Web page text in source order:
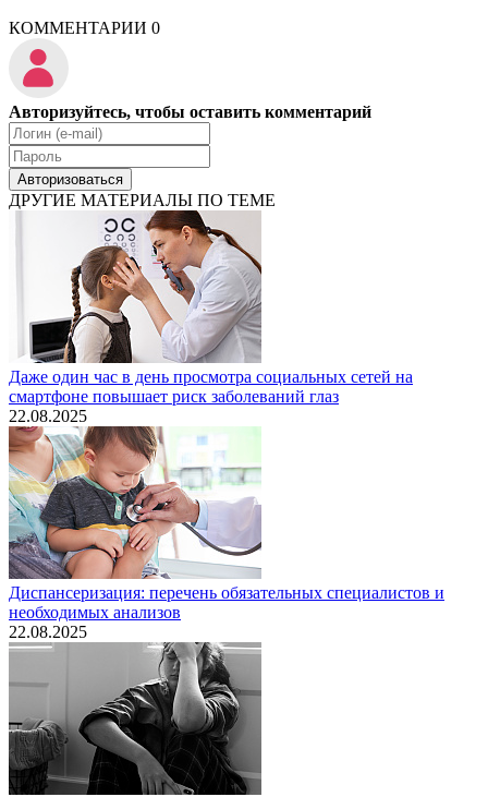
КОММЕНТАРИИ 0
Авторизуйтесь, чтобы оставить комментарий
Авторизоваться
ДРУГИЕ МАТЕРИАЛЫ ПО ТЕМЕ
Даже один час в день просмотра социальных сетей на
смартфоне повышает риск заболеваний глаз
22.08.2025
Диспансеризация: перечень обязательных специалистов и
необходимых анализов
22.08.2025